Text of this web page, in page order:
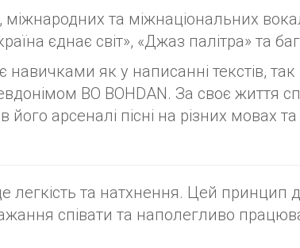
та міжнаціональних
єднає світ», «Джаз палітра» та
як у написанні текстів, так
BO BOHDAN. За своє життя
арсеналі пісні на різних мовах
легкість та натхнення. Цей принцип
співати та наполегливо